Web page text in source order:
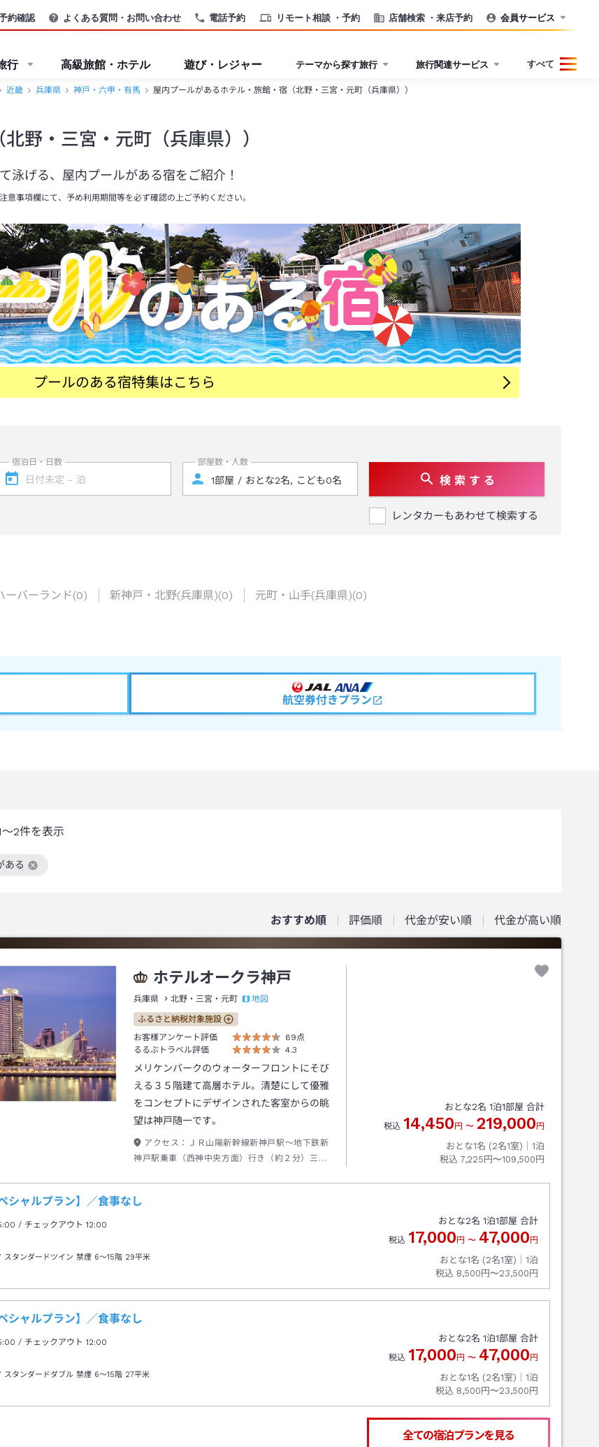
電話予約 リモート相談 ・予約 店舗検索 ・来店予約
約確認 よくある質問・お問い合わせ 会員サービス
行 高級旅館・ホテル 遊び・レジャー テーマから探す旅行 旅行関連サービス すべて
近畿 兵庫県 神戸・六甲・有馬 屋内プールがあるホテル・旅館・宿（北野・三宮・元町（兵庫県））
野・三宮・元町（兵庫県））
泳げる、屋内プールがある宿をご紹介！
事項欄にて、予め利用期間等を必ず確認の上ご予約ください。
プールのある宿特集はこちら
宿泊日・日数 部屋数・人数
検 索 す る
レンタカーもあわせて検索する
ーバーランド(0) 新神戸・北野(兵庫県)(0) 元町・山手(兵庫県)(0)
航空券付きプラン
～2件を表示
ある
件を解除
おすすめ順 評価順 代金が安い順 代金が高い順
ホテルオークラ神戸
兵庫県 北野・三宮・元町 地図
ふるさと納税対象施設
お客様アンケート評価
89点
るるぶトラベル評価
4.3
メリケンパークのウォーターフロントにそび
える３５階建て高層ホテル。清楚にして優雅
をコンセプトにデザインされた客室からの眺
望は神戸随一です。
アクセス：
ＪＲ山陽新幹線新神戸駅～地下鉄新
神戸駅乗車（西神中央方面）行き（約２分）三宮
おとな2名 1泊1部屋 合計
税込 14,450 円 〜 219,000 円
おとな1名 (2名1室)｜ 1泊
税込 7,225円〜109,500円
シャルプラン】／食事なし
/ チェックアウト 12:00
スタンダードツイン 禁煙 6～15階 29平米
おとな2名 1泊1部屋 合計
税込 17,000 円 〜 47,000 円
おとな1名 (2名1室)｜ 1泊
税込 8,500円〜23,500円
シャルプラン】／食事なし
/ チェックアウト 12:00
スタンダードダブル 禁煙 6～15階 27平米
おとな2名 1泊1部屋 合計
税込 17,000 円 〜 47,000 円
おとな1名 (2名1室)｜ 1泊
税込 8,500円〜23,500円
全ての宿泊プランを見る